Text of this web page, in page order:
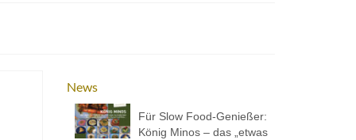
News
Für Slow Food-Genießer:
König Minos – das „etwas